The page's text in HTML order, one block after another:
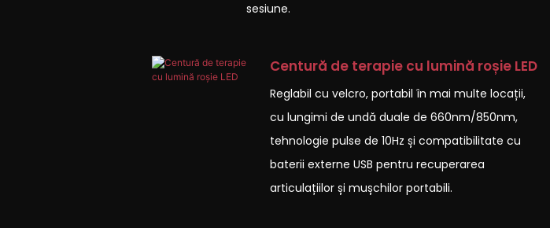
sesiune.
Centură de terapie cu lumină roșie LED
Reglabil cu velcro, portabil în mai multe locații,
cu lungimi de undă duale de 660nm/850nm,
tehnologie pulse de 10Hz și compatibilitate cu
baterii externe USB pentru recuperarea
articulațiilor și mușchilor portabili.